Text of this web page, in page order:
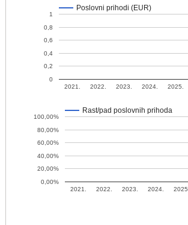
Poslovni prihodi (EUR)
2021. 2022. 2023. 2024. 2025.
0
0,2
0,4
0,6
0,8
1
Rast/pad poslovnih prihoda
2021. 2022. 2023. 2024. 2025.
0,00%
20,00%
40,00%
60,00%
80,00%
100,00%